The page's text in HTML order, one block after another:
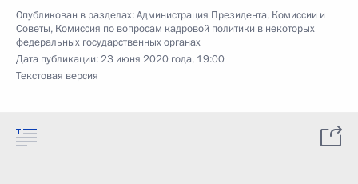
Опубликован в разделах:Администрация Президента, Комиссии и
Советы, Комиссия по вопросам кадровой политики в некоторых
федеральных государственных органах
Дата публикации:23 июня 2020 года, 19:00
Текстовая версия